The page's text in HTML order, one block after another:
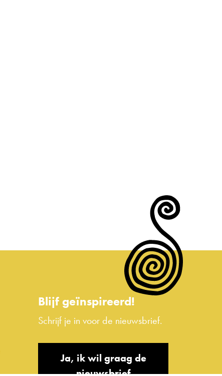
Blijf geïnspireerd!
Schrijf je in voor de nieuwsbrief.
Ja, ik wil graag de
nieuwsbrief